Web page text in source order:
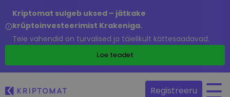
Kriptomat sulgeb uksed – jätkake
krüptoinvesteerimist Krakeniga.
Teie vahendid on turvalised ja täielikult kättesaadavad.
Loe teadet
Registreeru